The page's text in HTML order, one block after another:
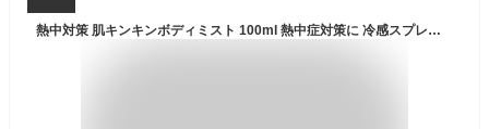
熱中対策 肌キンキンボディミスト 100ml 熱中症対策に 冷感スプレー 身体に直接スプレーするタイプ 肌冷感持続約30分